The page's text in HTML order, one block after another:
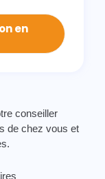
en
conseiller
de chez vous et